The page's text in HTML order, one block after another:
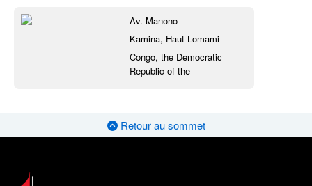
Av. Manono
Kamina, Haut-Lomami
Congo, the Democratic
Republic of the
Retour au sommet